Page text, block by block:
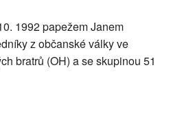
1992 papežem Janem
z občanské války ve
bratrů (OH) a se skupinou 51